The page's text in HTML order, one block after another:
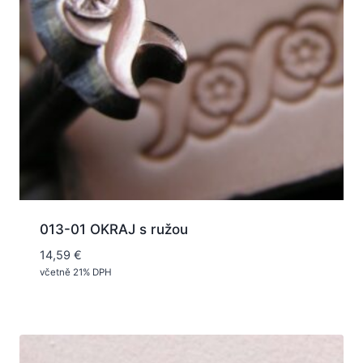
013-01 OKRAJ s ružou
14,59 €
včetně 21% DPH